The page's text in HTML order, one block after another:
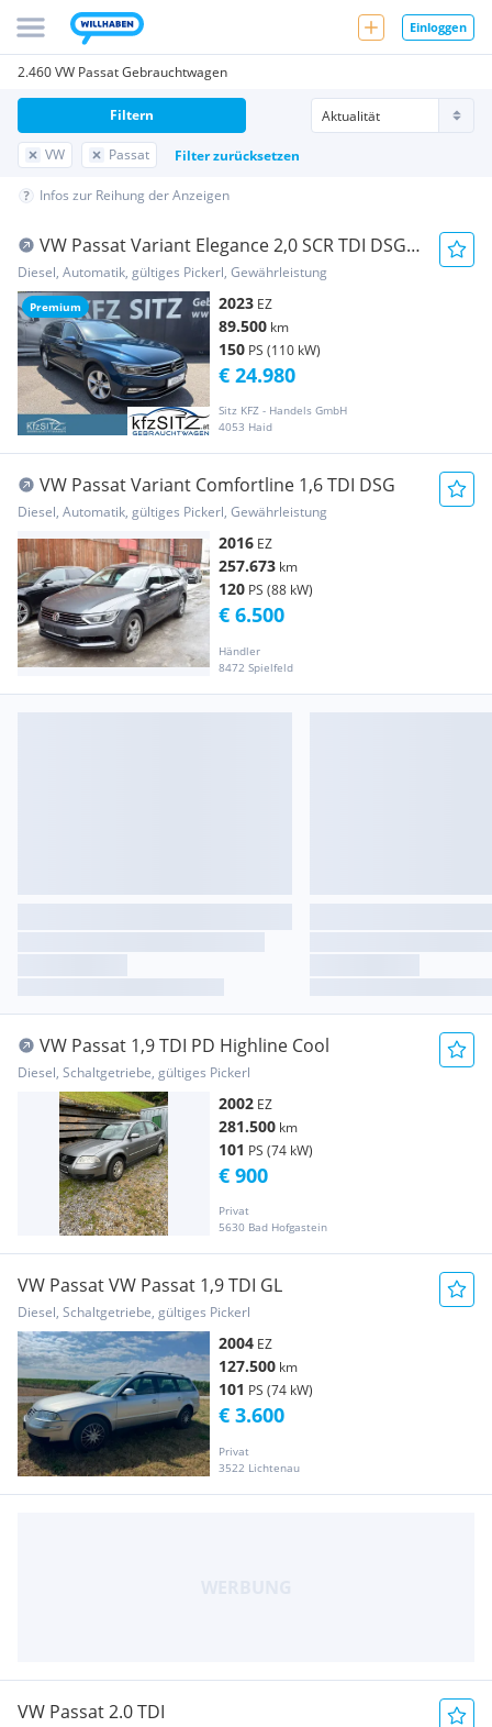
Einloggen
2.460 VW Passat Gebrauchtwagen
VW Passat Filter zurücksetzen
Filtern
Infos zur Reihung der Anzeigen
Premium
VW Passat Variant Elegance 2,0 SCR TDI DSG |
NP: €...
Diesel, Automatik, gültiges Pickerl, Gewährleistung
2023 EZ
89.500 km
150 PS (110 kW)
Sitz KFZ - Handels GmbH
4053 Haid
€ 24.980
VW Passat Variant Comfortline 1,6 TDI DSG
Diesel, Automatik, gültiges Pickerl, Gewährleistung
2016 EZ
257.673 km
120 PS (88 kW)
Händler
8472 Spielfeld
€ 6.500
VW Passat 1,9 TDI PD Highline Cool
Diesel, Schaltgetriebe, gültiges Pickerl
2002 EZ
281.500 km
101 PS (74 kW)
Privat
5630 Bad Hofgastein
€ 900
VW Passat VW Passat 1,9 TDI GL
Diesel, Schaltgetriebe, gültiges Pickerl
2004 EZ
127.500 km
101 PS (74 kW)
Privat
3522 Lichtenau
€ 3.600
VW Passat 2.0 TDI